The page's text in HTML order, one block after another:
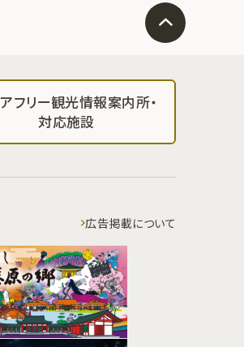
フリー観光情報案内所・
対応施設
広告掲載について